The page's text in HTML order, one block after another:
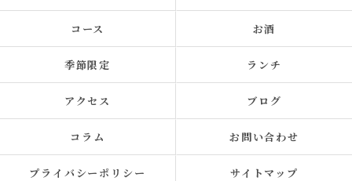
コース お酒
季節限定 ランチ
アクセス ブログ
コラム お問い合わせ
プライバシーポリシー サイトマップ